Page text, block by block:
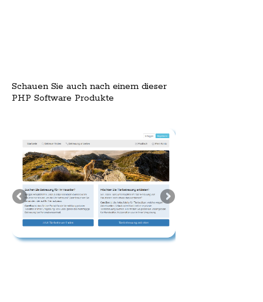
Schauen Sie auch nach einem dieser
PHP Software Produkte